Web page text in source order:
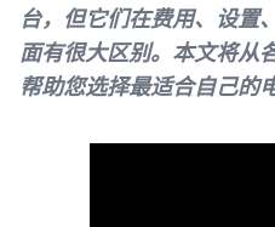
台，但它们在费用、设置
面有很大区别。本文将从
帮助您选择最适合自己的